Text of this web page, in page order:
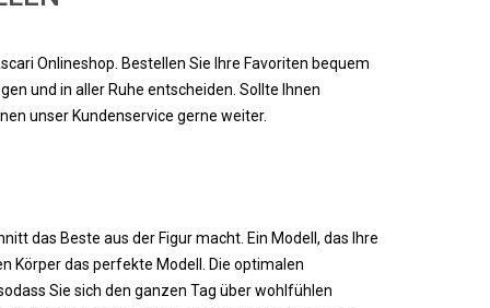
Onlineshop. Bestellen Sie Ihre Favoriten bequem
und in aller Ruhe entscheiden. Sollte Ihnen
unser Kundenservice gerne weiter.
das Beste aus der Figur macht. Ein Modell, das Ihre
Körper das perfekte Modell. Die optimalen
Sie sich den ganzen Tag über wohlfühlen